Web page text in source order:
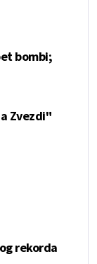
bombi;
Zvezdi"
rekorda